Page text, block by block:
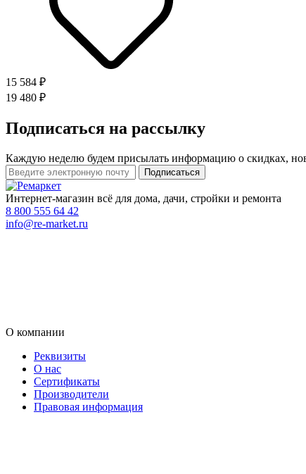
15 584 ₽
19 480 ₽
Подписаться на рассылку
Каждую неделю будем присылать информацию о скидках,
Интернет-магазин всё для дома, дачи, стройки и ремонта
8 800 555 64 42
info@re-market.ru
О компании
Реквизиты
О нас
Сертификаты
Производители
Правовая информация